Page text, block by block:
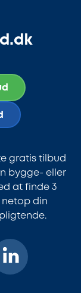
gratis tilbud
bygge- eller
at finde 3
din